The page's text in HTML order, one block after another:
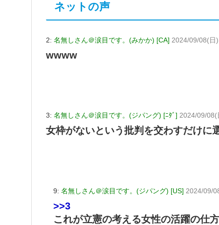
ネットの声
2: 名無しさん＠涙目です。(みかか) [CA] 2024/09/08(日
wwww
3: 名無しさん＠涙目です。(ジパング) [ﾆﾀﾞ] 2024/09/08(
女枠がないという批判を交わすだけに
9: 名無しさん＠涙目です。(ジパング) [US] 2024/09/
>>3
これが立憲の考える女性の活躍の仕